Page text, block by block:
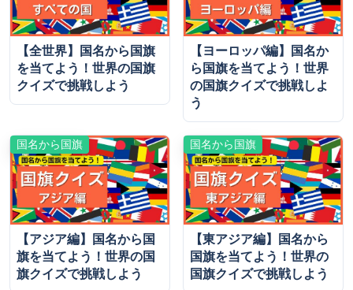
【全世界】国名から国旗
を当てよう！世界の国旗
クイズで挑戦しよう
【ヨーロッパ編】国名か
ら国旗を当てよう！世界
の国旗クイズで挑戦しよ
う
国名から国旗
【アジア編】国名から国
旗を当てよう！世界の国
旗クイズで挑戦しよう
国名から国旗
【東アジア編】国名から
国旗を当てよう！世界の
国旗クイズで挑戦しよう